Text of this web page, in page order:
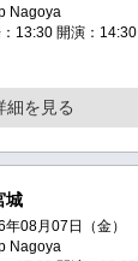
Nagoya
：13:30 開演：14:30
細を見る
城
年08月07日（金）
Nagoya